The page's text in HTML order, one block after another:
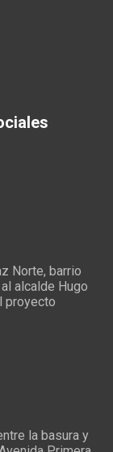
Norte, barrio
alcalde Hugo
proyecto
la basura y